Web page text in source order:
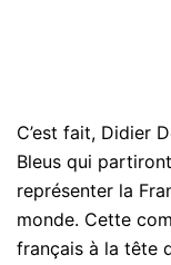
C’est fait, Didier
Bleus qui
représenter la
monde. Cette
français à la tête